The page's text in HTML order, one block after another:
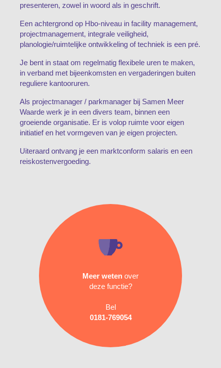
presenteren, zowel in woord als in geschrift.
Een achtergrond op Hbo-niveau in facility management,
projectmanagement, integrale veiligheid,
planologie/ruimtelijke ontwikkeling of techniek is een pré.
Je bent in staat om regelmatig flexibele uren te maken,
in verband met bijeenkomsten en vergaderingen buiten
reguliere kantooruren.
Als projectmanager / parkmanager bij Samen Meer
Waarde werk je in een divers team, binnen een
groeiende organisatie. Er is volop ruimte voor eigen
initiatief en het vormgeven van je eigen projecten.
Uiteraard ontvang je een marktconform salaris en een
reiskostenvergoeding.
Meer weten over
deze functie?
Bel
0181-769054